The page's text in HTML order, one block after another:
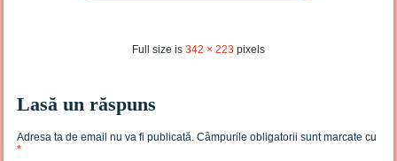
Full size is 342 × 223 pixels
Lasă un răspuns
Adresa ta de email nu va fi publicată. Câmpurile obligatorii sunt marcate cu
*